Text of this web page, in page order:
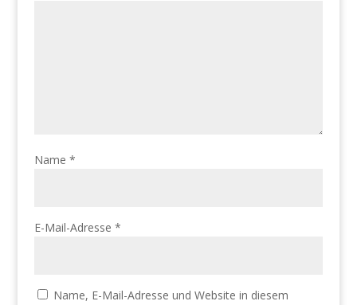
Name *
E-Mail-Adresse *
Name, E-Mail-Adresse und Website in diesem